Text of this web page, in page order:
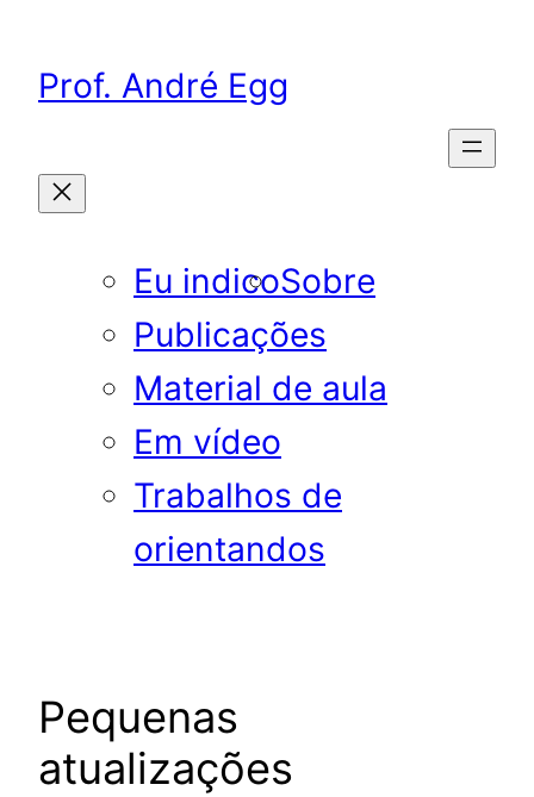
Prof. André Egg
Eu indicoSobre
Publicações
Material de aula
Em vídeo
Trabalhos de
orientandos
Pequenas
atualizações